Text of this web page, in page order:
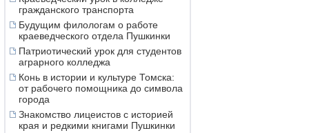
гражданского транспорта
Будущим филологам о работе
краеведческого отдела Пушкинки
Патриотический урок для студентов
аграрного колледжа
Конь в истории и культуре Томска:
от рабочего помощника до символа
города
Знакомство лицеистов с историей
края и редкими книгами Пушкинки